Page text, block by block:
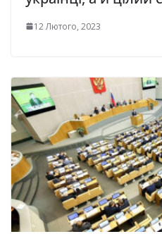
12 Лютого, 2023